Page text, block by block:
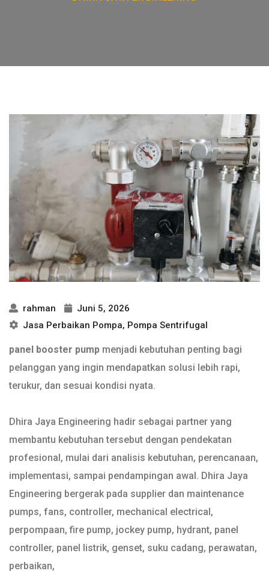
rahman
Juni 5, 2026
Jasa Perbaikan Pompa, Pompa Sentrifugal
panel booster pump menjadi kebutuhan penting bagi
pelanggan yang ingin mendapatkan solusi lebih rapi,
terukur, dan sesuai kondisi nyata.
Dhira Jaya Engineering hadir sebagai partner yang
membantu kebutuhan tersebut dengan pendekatan
profesional, mulai dari analisis kebutuhan, perencanaan,
implementasi, sampai pendampingan awal. Dhira Jaya
Engineering bergerak pada supplier dan maintenance
pumps, fans, controller, mechanical electrical,
perpompaan, fire pump, jockey pump, hydrant, panel
controller, panel listrik, genset, suku cadang, perawatan,
perbaikan,